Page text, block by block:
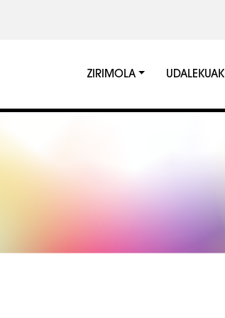
ZIRIMOLA UDALEKUAK